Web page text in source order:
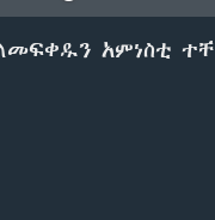
አምነስቲ ተቸ